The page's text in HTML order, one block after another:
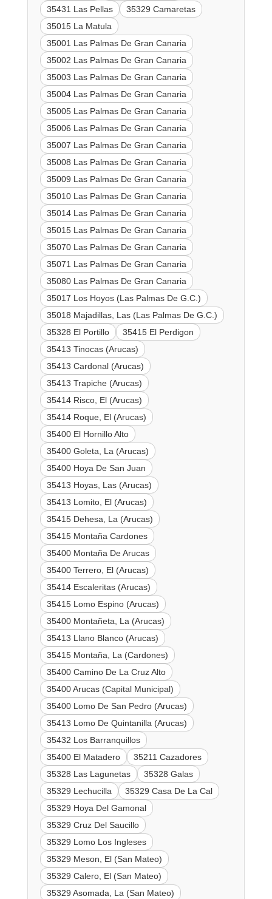
35431 Las Pellas
35329 Camaretas
35015 La Matula
35001 Las Palmas De Gran Canaria
35002 Las Palmas De Gran Canaria
35003 Las Palmas De Gran Canaria
35004 Las Palmas De Gran Canaria
35005 Las Palmas De Gran Canaria
35006 Las Palmas De Gran Canaria
35007 Las Palmas De Gran Canaria
35008 Las Palmas De Gran Canaria
35009 Las Palmas De Gran Canaria
35010 Las Palmas De Gran Canaria
35014 Las Palmas De Gran Canaria
35015 Las Palmas De Gran Canaria
35070 Las Palmas De Gran Canaria
35071 Las Palmas De Gran Canaria
35080 Las Palmas De Gran Canaria
35017 Los Hoyos (Las Palmas De G.C.)
35018 Majadillas, Las (Las Palmas De G.C.)
35328 El Portillo
35415 El Perdigon
35413 Tinocas (Arucas)
35413 Cardonal (Arucas)
35413 Trapiche (Arucas)
35414 Risco, El (Arucas)
35414 Roque, El (Arucas)
35400 El Hornillo Alto
35400 Goleta, La (Arucas)
35400 Hoya De San Juan
35413 Hoyas, Las (Arucas)
35413 Lomito, El (Arucas)
35415 Dehesa, La (Arucas)
35415 Montaña Cardones
35400 Montaña De Arucas
35400 Terrero, El (Arucas)
35414 Escaleritas (Arucas)
35415 Lomo Espino (Arucas)
35400 Montañeta, La (Arucas)
35413 Llano Blanco (Arucas)
35415 Montaña, La (Cardones)
35400 Camino De La Cruz Alto
35400 Arucas (Capital Municipal)
35400 Lomo De San Pedro (Arucas)
35413 Lomo De Quintanilla (Arucas)
35432 Los Barranquillos
35400 El Matadero
35211 Cazadores
35328 Las Lagunetas
35328 Galas
35329 Lechucilla
35329 Casa De La Cal
35329 Hoya Del Gamonal
35329 Cruz Del Saucillo
35329 Lomo Los Ingleses
35329 Meson, El (San Mateo)
35329 Calero, El (San Mateo)
35329 Asomada, La (San Mateo)